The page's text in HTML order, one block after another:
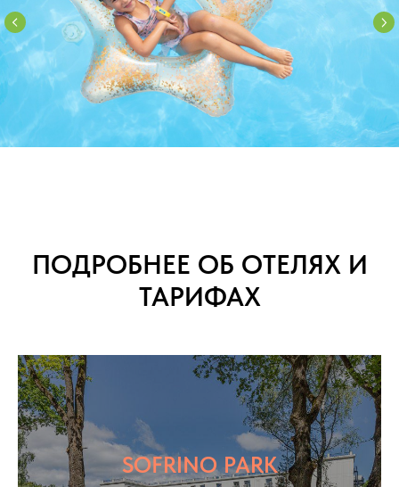
ПОДРОБНЕЕ ОБ ОТЕЛЯХ И
ТАРИФАХ
SOFRINO PARK